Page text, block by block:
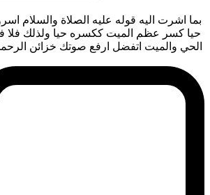
بما اشرت اليه قوله عليه الصلاة والسلام
حيا كسر عظم الميت ككسره حيا ولذلك فلا
الحي والميت اتفضل ارفع صوتك خزائن